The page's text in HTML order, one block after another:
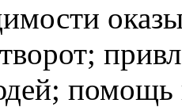
помощь